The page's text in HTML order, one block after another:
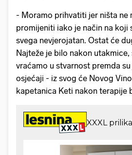
- Moramo prihvatiti jer ništa ne
promijeniti iako je način na koji
svega nevjerojatan. Ostat će
Najteže je bilo nakon utakmice,
vraćamo u stvarnost premda
osjećaji - iz svog će Novog
kapetanica Keti nakon terapije